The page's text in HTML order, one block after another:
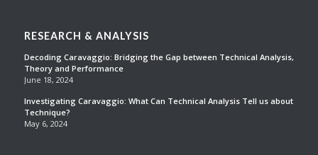
RESEARCH & ANALYSIS
Decoding Caravaggio: Bridging the Gap between Technical Analysis,
Theory and Performance
June 18, 2024
Investigating Caravaggio: What Can Technical Analysis Tell us about
Technique?
May 6, 2024